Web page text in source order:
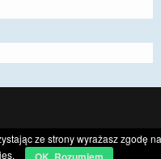
CyberChimps ©2026
ze strony wyrażasz zgodę na